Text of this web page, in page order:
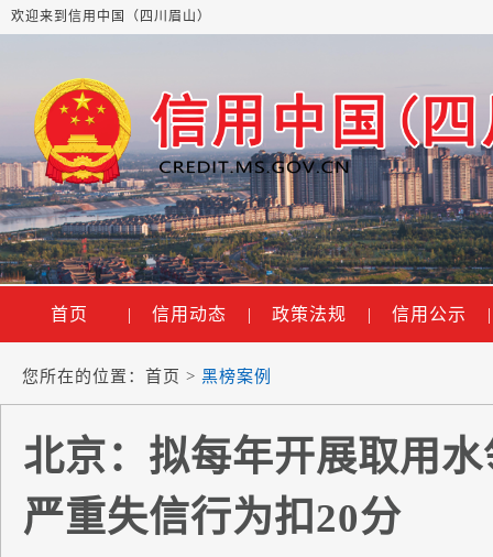
欢迎来到信用中国（四川眉山）
首页 | 信用动态 | 政策法规 | 信用公示 |
您所在的位置： 首页 > 黑榜案例
北京：拟每年开展取用
严重失信行为扣20分